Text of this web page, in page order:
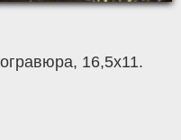
, 16,5x11.